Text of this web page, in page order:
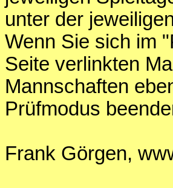
unter der
Wenn Sie sich im
Seite verlinkten
Mannschaften
Prüfmodus
Frank Görgen,